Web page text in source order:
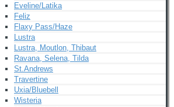
Eveline/Latika
Feliz
Flaxy Pass/Haze
Lustra
Lustra, Moutlon, Thibaut
Ravana, Selena, Tilda
St.Andrews
Travertine
Uxia/Bluebell
Wisteria